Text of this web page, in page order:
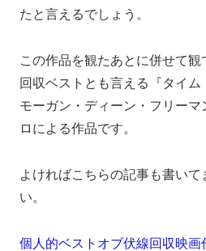
たと言えるでしょう。
この作品を観たあとに併せて
回収ベストとも言える『タイム
モーガン・ディーン・フリー
ロによる作品です。
よければこちらの記事も書いて
い。
個人的ベストオブ伏線回収映画